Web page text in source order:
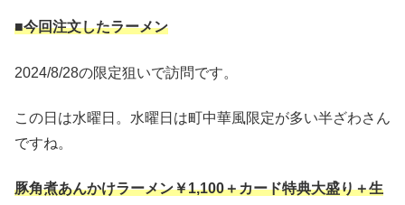
■今回注文したラーメン
2024/8/28の限定狙いで訪問です。
この日は水曜日。水曜日は町中華風限定が多い半ざわさん
ですね。
豚角煮あんかけラーメン￥1,100＋カード特典大盛り＋生